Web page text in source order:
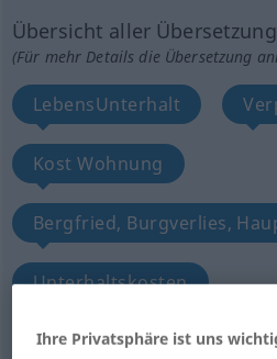
Übersicht aller
(Für mehr Details die Übersetzung
LebensUnterhalt
Kost Wohnung
Bergfried, Burgverlies,
Unterhaltskosten
Recht, den Gewinn zu
Ihre Privatsphäre ist uns